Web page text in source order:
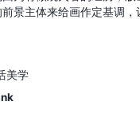
景主体来给画作定基调
美学